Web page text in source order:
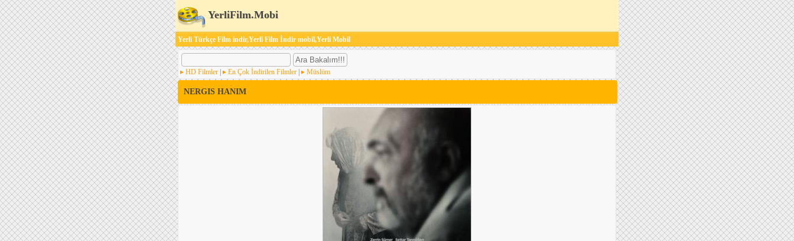
YerliFilm.Mobi
Yerli Türkçe Film indir,Yerli Film İndir mobil,Yerli Mobil
HD Filmler En Çok İndirilen Filmler Müslüm
NERGIS HANIM